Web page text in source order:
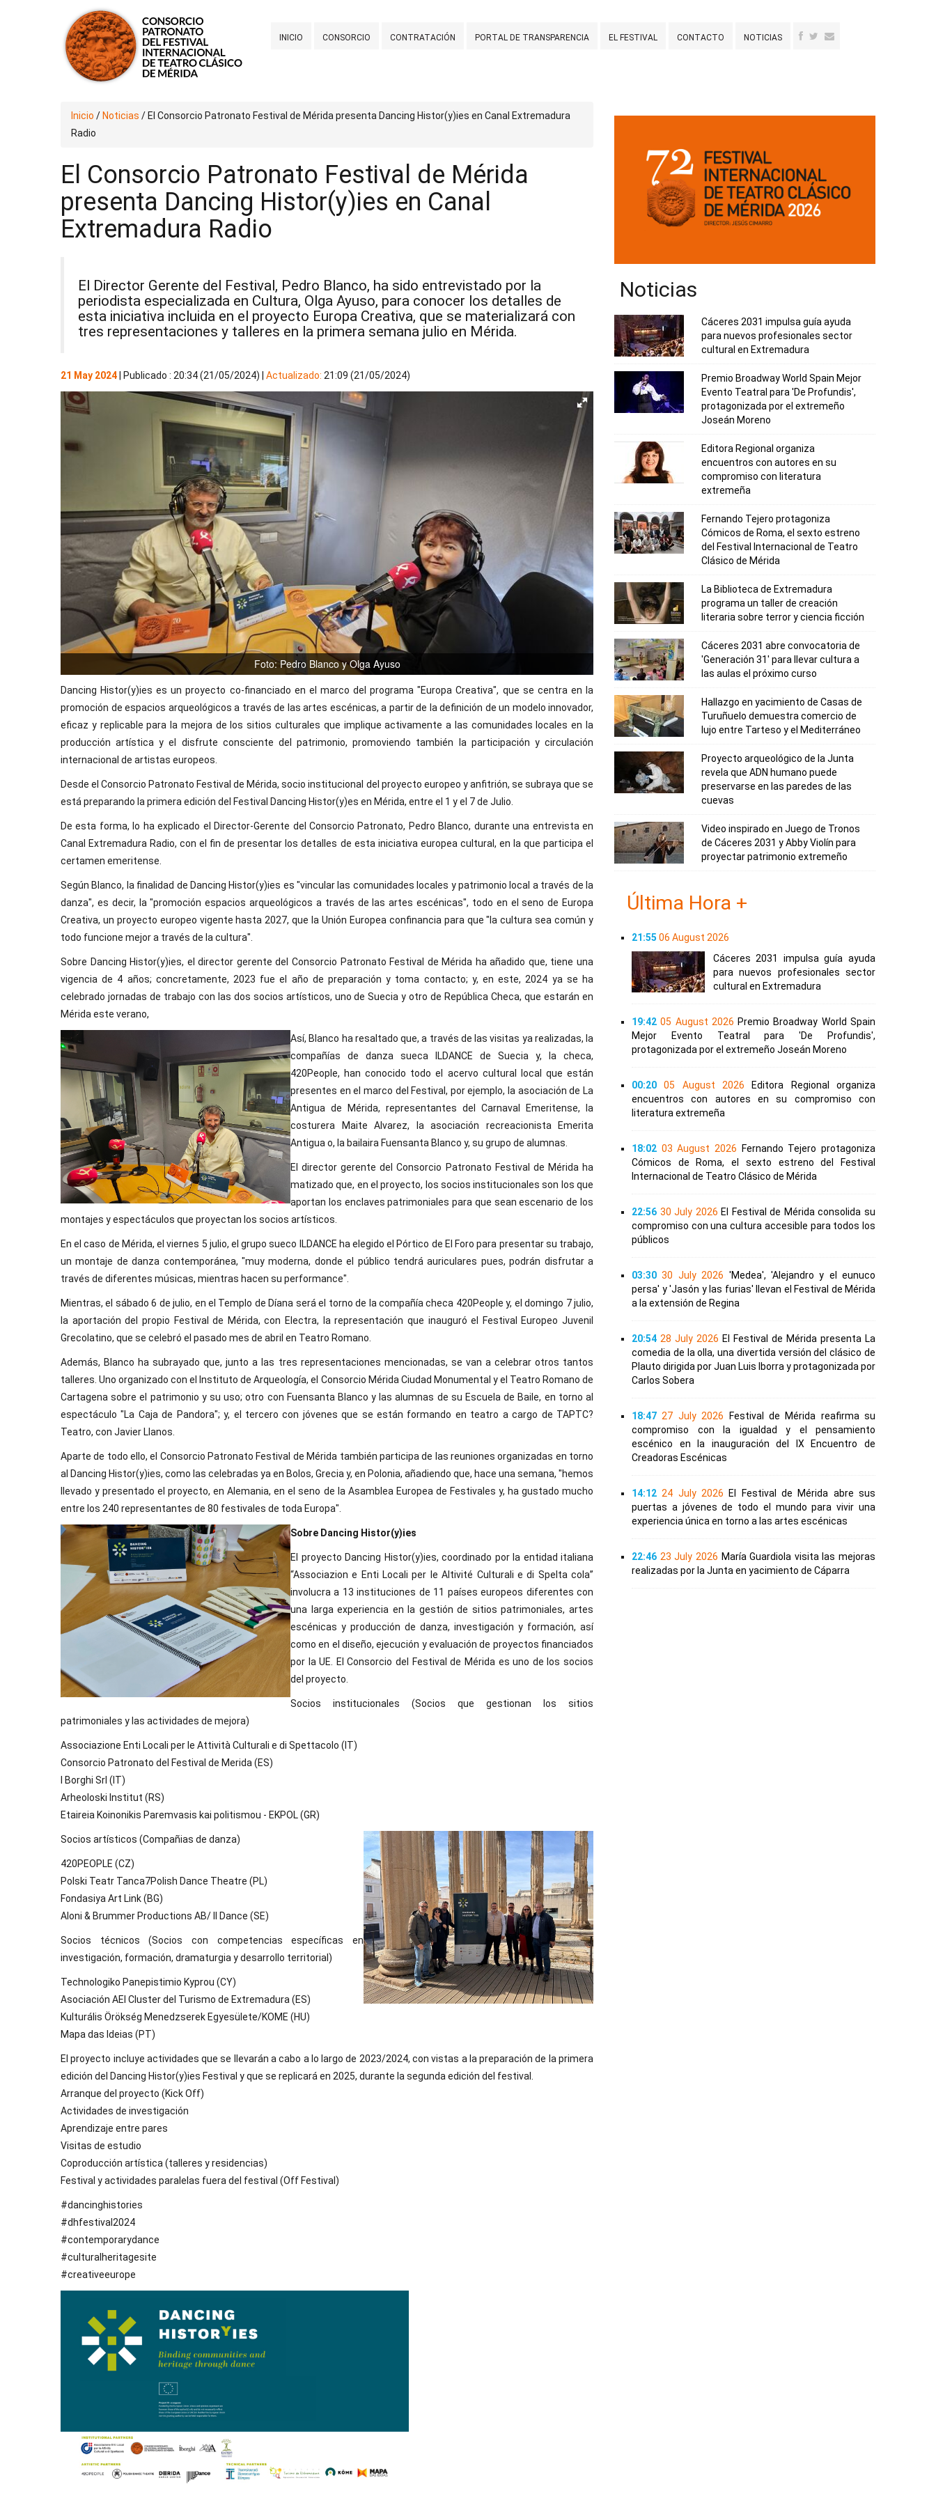
INICIO CONSORCIO CONTRATACIÓN PORTAL DE TRANSPARENCIA EL FESTIVAL CONTACTO NOTICIAS
Inicio / Noticias / El Consorcio Patronato Festival de Mérida presenta Dancing Histor(y)ies en Canal Extremadura
Radio
El Consorcio Patronato Festival de Mérida
presenta Dancing Histor(y)ies en Canal
Extremadura Radio
El Director Gerente del Festival, Pedro Blanco, ha sido entrevistado por la
periodista especializada en Cultura, Olga Ayuso, para conocer los detalles de
esta iniciativa incluida en el proyecto Europa Creativa, que se materializará con
tres representaciones y talleres en la primera semana julio en Mérida.
21 May 2024 | Publicado : 20:34 (21/05/2024) | Actualizado: 21:09 (21/05/2024)
Foto: Pedro Blanco y Olga Ayuso
Dancing Histor(y)ies es un proyecto co-financiado en el marco del programa "Europa Creativa", que se centra en la
promoción de espacios arqueológicos a través de las artes escénicas, a partir de la definición de un modelo innovador,
eficaz y replicable para la mejora de los sitios culturales que implique activamente a las comunidades locales en la
producción artística y el disfrute consciente del patrimonio, promoviendo también la participación y circulación
internacional de artistas europeos.
Desde el Consorcio Patronato Festival de Mérida, socio institucional del proyecto europeo y anfitrión, se subraya que se
está preparando la primera edición del Festival Dancing Histor(y)es en Mérida, entre el 1 y el 7 de Julio.
De esta forma, lo ha explicado el Director-Gerente del Consorcio Patronato, Pedro Blanco, durante una entrevista en
Canal Extremadura Radio, con el fin de presentar los detalles de esta iniciativa europea cultural, en la que participa el
certamen emeritense.
Según Blanco, la finalidad de Dancing Histor(y)ies es "vincular las comunidades locales y patrimonio local a través de la
danza", es decir, la "promoción espacios arqueológicos a través de las artes escénicas", todo en el seno de Europa
Creativa, un proyecto europeo vigente hasta 2027, que la Unión Europea confinancia para que "la cultura sea común y
todo funcione mejor a través de la cultura".
Sobre Dancing Histor(y)ies, el director gerente del Consorcio Patronato Festival de Mérida ha añadido que, tiene una
vigencia de 4 años; concretamente, 2023 fue el año de preparación y toma contacto; y, en este, 2024 ya se ha
celebrado jornadas de trabajo con las dos socios artísticos, uno de Suecia y otro de República Checa, que estarán en
Mérida este verano,
Así, Blanco ha resaltado que, a través de las visitas ya realizadas, la
compañías de danza sueca ILDANCE de Suecia y, la checa,
420People, han conocido todo el acervo cultural local que están
presentes en el marco del Festival, por ejemplo, la asociación de La
Antigua de Mérida, representantes del Carnaval Emeritense, la
costurera Maite Alvarez, la asociación recreacionista Emerita
Antigua o, la bailaira Fuensanta Blanco y, su grupo de alumnas.
El director gerente del Consorcio Patronato Festival de Mérida ha
matizado que, en el proyecto, los socios institucionales son los que
aportan los enclaves patrimoniales para que sean escenario de los
montajes y espectáculos que proyectan los socios artísticos.
En el caso de Mérida, el viernes 5 julio, el grupo sueco ILDANCE ha elegido el Pórtico de El Foro para presentar su trabajo,
un montaje de danza contemporánea, "muy moderna, donde el público tendrá auriculares pues, podrán disfrutar a
través de diferentes músicas, mientras hacen su performance".
Mientras, el sábado 6 de julio, en el Templo de Díana será el torno de la compañía checa 420People y, el domingo 7 julio,
la aportación del propio Festival de Mérida, con Electra, la representación que inauguró el Festival Europeo Juvenil
Grecolatino, que se celebró el pasado mes de abril en Teatro Romano.
Además, Blanco ha subrayado que, junto a las tres representaciones mencionadas, se van a celebrar otros tantos
talleres. Uno organizado con el Instituto de Arqueología, el Consorcio Mérida Ciudad Monumental y el Teatro Romano de
Cartagena sobre el patrimonio y su uso; otro con Fuensanta Blanco y las alumnas de su Escuela de Baile, en torno al
espectáculo "La Caja de Pandora"; y, el tercero con jóvenes que se están formando en teatro a cargo de TAPTC?
Teatro, con Javier Llanos.
Aparte de todo ello, el Consorcio Patronato Festival de Mérida también participa de las reuniones organizadas en torno
al Dancing Histor(y)ies, como las celebradas ya en Bolos, Grecia y, en Polonia, añadiendo que, hace una semana, "hemos
llevado y presentado el proyecto, en Alemania, en el seno de la Asamblea Europea de Festivales y, ha gustado mucho
entre los 240 representantes de 80 festivales de toda Europa".
Sobre Dancing Histor(y)ies
El proyecto Dancing Histor(y)ies, coordinado por la entidad italiana
“Associazion e Enti Locali per Ie Altivité Culturali e di Spelta cola”
involucra a 13 instituciones de 11 países europeos diferentes con
una larga experiencia en la gestión de sitios patrimoniales, artes
escénicas y producción de danza, investigación y formación, así
como en el diseño, ejecución y evaluación de proyectos financiados
por la UE. El Consorcio del Festival de Mérida es uno de los socios
del proyecto.
Socios institucionales (Socios que gestionan los sitios
patrimoniales y las actividades de mejora)
Associazione Enti Locali per le Attività Culturali e di Spettacolo (IT)
Consorcio Patronato del Festival de Merida (ES)
I Borghi Srl (IT)
Arheoloski Institut (RS)
Etaireia Koinonikis Paremvasis kai politismou - EKPOL (GR)
Socios artísticos (Compañias de danza)
420PEOPLE (CZ)
Polski Teatr Tanca7Polish Dance Theatre (PL)
Fondasiya Art Link (BG)
Aloni & Brummer Productions AB/ Il Dance (SE)
Socios técnicos (Socios con competencias específicas en
investigación, formación, dramaturgia y desarrollo territorial)
Technologiko Panepistimio Kyprou (CY)
Asociación AEI Cluster del Turismo de Extremadura (ES)
Kulturális Örökség Menedzserek Egyesülete/KOME (HU)
Mapa das Ideias (PT)
El proyecto incluye actividades que se llevarán a cabo a lo largo de 2023/2024, con vistas a la preparación de la primera
edición del Dancing Histor(y)ies Festival y que se replicará en 2025, durante la segunda edición del festival.
Arranque del proyecto (Kick Off)
Actividades de investigación
Aprendizaje entre pares
Visitas de estudio
Coproducción artística (talleres y residencias)
Festival y actividades paralelas fuera del festival (Off Festival)
#dancinghistories
#dhfestival2024
#contemporarydance
#culturalheritagesite
#creativeeurope
Noticias
Cáceres 2031 impulsa guía ayuda
para nuevos profesionales sector
cultural en Extremadura
Premio Broadway World Spain Mejor
Evento Teatral para 'De Profundis',
protagonizada por el extremeño
Joseán Moreno
Editora Regional organiza
encuentros con autores en su
compromiso con literatura
extremeña
Fernando Tejero protagoniza
Cómicos de Roma, el sexto estreno
del Festival Internacional de Teatro
Clásico de Mérida
La Biblioteca de Extremadura
programa un taller de creación
literaria sobre terror y ciencia ficción
Cáceres 2031 abre convocatoria de
'Generación 31' para llevar cultura a
las aulas el próximo curso
Hallazgo en yacimiento de Casas de
Turuñuelo demuestra comercio de
lujo entre Tarteso y el Mediterráneo
Proyecto arqueológico de la Junta
revela que ADN humano puede
preservarse en las paredes de las
cuevas
Video inspirado en Juego de Tronos
de Cáceres 2031 y Abby Violín para
proyectar patrimonio extremeño
Última Hora +
21:55 06 August 2026
Cáceres 2031 impulsa guía ayuda
para nuevos profesionales sector
cultural en Extremadura
19:42 05 August 2026 Premio Broadway World Spain
Mejor Evento Teatral para 'De Profundis',
protagonizada por el extremeño Joseán Moreno
00:20 05 August 2026
Editora Regional organiza
encuentros con autores en su compromiso con
literatura extremeña
18:02 03 August 2026
Fernando Tejero protagoniza
Cómicos de Roma, el sexto estreno del Festival
Internacional de Teatro Clásico de Mérida
22:56 30 July 2026 El Festival de Mérida consolida su
compromiso con una cultura accesible para todos los
públicos
03:30 30 July 2026 'Medea', 'Alejandro y el eunuco
persa' y 'Jasón y las furias' llevan el Festival de Mérida
a la extensión de Regina
20:54 28 July 2026 El Festival de Mérida presenta La
comedia de la olla, una divertida versión del clásico de
Plauto dirigida por Juan Luis Iborra y protagonizada por
Carlos Sobera
18:47 27 July 2026
Festival de Mérida reafirma su
compromiso con la igualdad y el pensamiento
escénico en la inauguración del IX Encuentro de
Creadoras Escénicas
14:12 24 July 2026
El Festival de Mérida abre sus
puertas a jóvenes de todo el mundo para vivir una
experiencia única en torno a las artes escénicas
22:46 23 July 2026 María Guardiola visita las mejoras
realizadas por la Junta en yacimiento de Cáparra